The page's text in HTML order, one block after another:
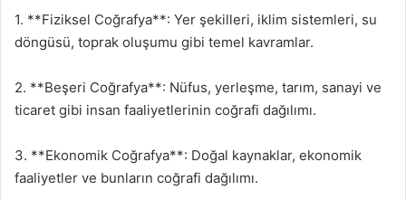
1. **Fiziksel Coğrafya**: Yer şekilleri, iklim sistemleri, su
döngüsü, toprak oluşumu gibi temel kavramlar.
2. **Beşeri Coğrafya**: Nüfus, yerleşme, tarım, sanayi ve
ticaret gibi insan faaliyetlerinin coğrafi dağılımı.
3. **Ekonomik Coğrafya**: Doğal kaynaklar, ekonomik
faaliyetler ve bunların coğrafi dağılımı.